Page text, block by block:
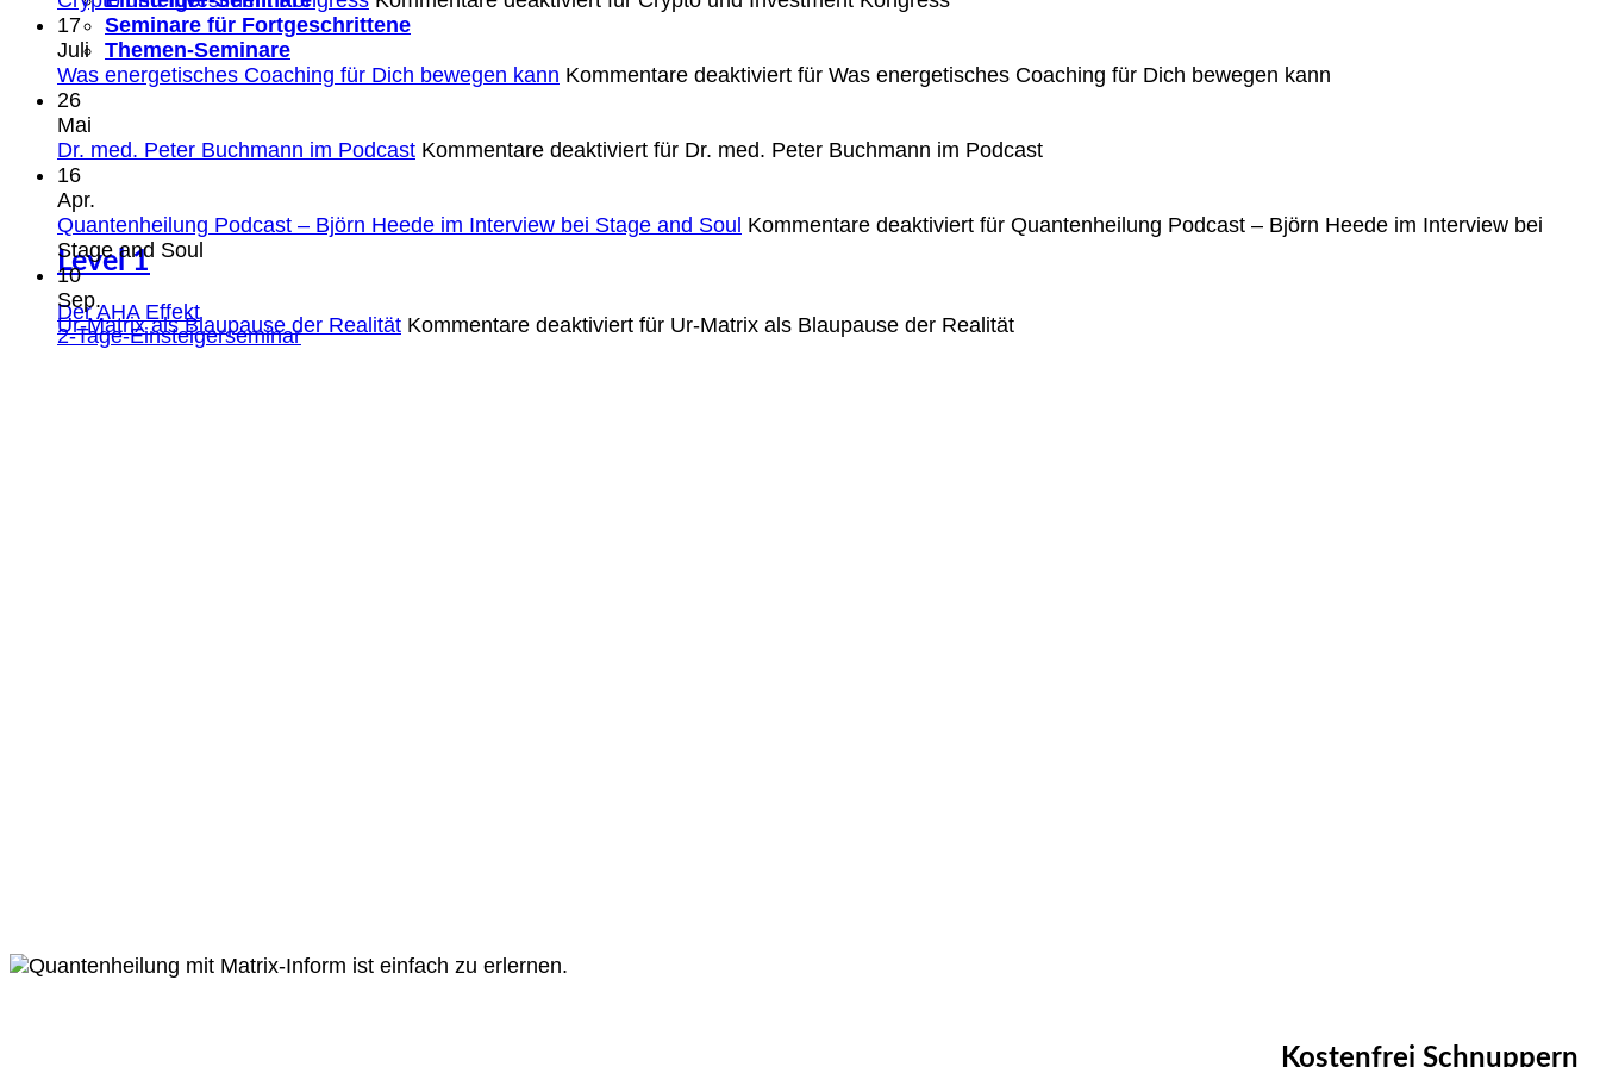
Seminare für Fortgeschrittene
Themen-Seminare
Level 1
Der AHA Effekt
2-Tage-Einsteigerseminar
17
Juli
Was energetisches Coaching für Dich bewegen kann Kommentare deaktiviert für Was energetisches Coaching für Dich bewegen kann
26
Mai
Dr. med. Peter Buchmann im Podcast Kommentare deaktiviert für Dr. med. Peter Buchmann im Podcast
16
Apr.
Quantenheilung Podcast – Björn Heede im Interview bei Stage and Soul Kommentare deaktiviert für Quantenheilung Podcast – Björn Heede im Interview bei
Stage and Soul
10
Sep.
Ur-Matrix als Blaupause der Realität Kommentare deaktiviert für Ur-Matrix als Blaupause der Realität
Kostenfrei Schnuppern